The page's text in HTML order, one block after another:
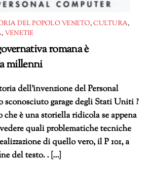
DEL POPOLO VENETO,CULTURA,
, VENETIE
romana è
millenni
dell’invenzione del Personal
garage degli Stati Uniti ?
è una storiella ridicola se appena
quali problematiche tecniche
di quello vero, il P 101, a
del testo. . […]